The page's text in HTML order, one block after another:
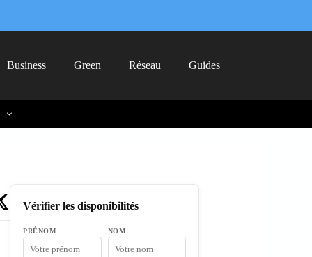
Business Green Réseau Guides
Vérifier les disponibilités
PRÉNOM NOM